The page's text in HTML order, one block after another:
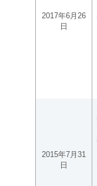
2017年6月26
日
2015年7月31
日